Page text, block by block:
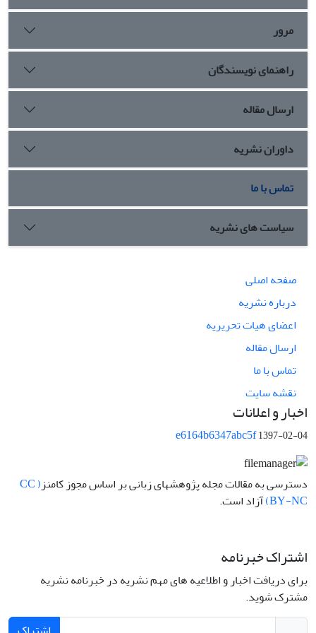
پراکندگی شنیداری مطابقت دارد. همانگونه که این دیدگاه پیش­
بینی می­کند تغییرات کیفیت واکه­ها در زبان فارسی محدود به
جایگاه اولیه واکه­ها در فضای واکه­ای است. بر این اساس، زبان
فارسی به لحاظ رده شناسی الگوی واجی تکیه واژگانی جزء زبان­هایی
است که در آنها فرایند کاهش واکه­ای وجود ندارد.
مرور
راهنمای نویسندگان
ارسال مقاله
داوران نشریه
تماس با ما
سیاست های نشریه
صفحه اصلی
درباره نشریه
اعضای هیات تحریریه
ارسال مقاله
تماس با ما
نقشه سایت
اخبار و اعلانات
e6164b6347abc5f1397-02-04
دسترسی به مقالات مجله پژوهشهای زبانی بر اساس مجوز کامنز ( CC
BY-NC) آزاد است.
اشتراک خبرنامه
برای دریافت اخبار و اطلاعیه های مهم نشریه در خبرنامه نشریه
مشترک شوید.